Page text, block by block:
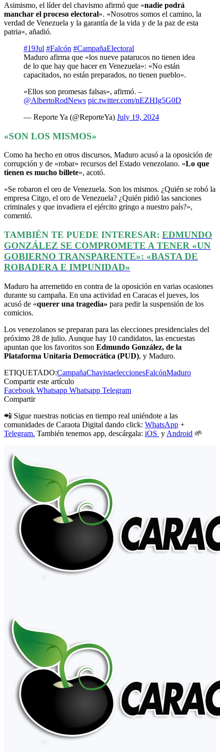
Asimismo, el líder del chavismo afirmó que «nadie podrá
manchar el proceso electoral». «Nosotros somos el camino, la
verdad de Venezuela y la garantía de la vida y de la paz de esta
patria», añadió.
#19Jul #Falcón #CampañaElectoral
Maduro afirma que «los nueve patarucos no tienen idea
de lo que hay que hacer en Venezuela»: «No están
capacitados, no están preparados, no tienen pueblo».
«Ellos son promesas falsas», afirmó. –
@AlbertoRodNews pic.twitter.com/nEZHIg5G0D
— Reporte Ya (@ReporteYa) July 19, 2024
«SON LOS MISMOS»
Como ha hecho en otros discursos, Maduro acusó a la oposición de
corrupción y de «robar» recursos del Estado venezolano. «Lo que
tienen es mucho billete», acotó.
«Se robaron el oro de Venezuela. Son los mismos. ¿Quién se robó la
empresa Citgo, el oro de Venezuela? ¿Quién pidió las sanciones
criminales y que invadiera el ejército gringo a nuestro país?»,
comentó.
TAMBIÉN TE PUEDE INTERESAR: EDMUNDO
GONZÁLEZ SE COMPROMETE A TENER «UN
GOBIERNO TRANSPARENTE»: «BASTA DE
ROBADERA E IMPUNIDAD»
Maduro ha arremetido en contra de la oposición en varias ocasiones
durante su campaña. En una actividad en Caracas el jueves, los
acusó de «querer una tragedia» para pedir la suspensión de los
comicios.
Los venezolanos se preparan para las elecciones presidenciales del
próximo 28 de julio. Aunque hay 10 candidatos, las encuestas
apuntan que los favoritos son Edmundo González, de la
Plataforma Unitaria Democrática (PUD), y Maduro.
ETIQUETADO:CampañaChavistaeleccionesFalcónMaduro
Compartir este artículo
Facebook Whatsapp Whatsapp Telegram
Compartir
📲 Sigue nuestras noticias en tiempo real uniéndote a las
comunidades de Caraota Digital dando click: WhatsApp +
Telegram. También tenemos app, descárgala: iOS y Android 🌱